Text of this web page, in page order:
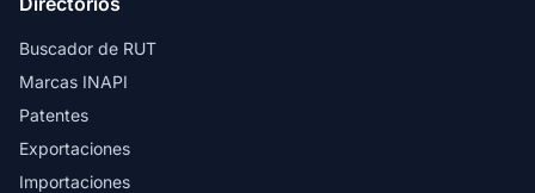
Buscador de RUT
Marcas INAPI
Patentes
Exportaciones
Importaciones